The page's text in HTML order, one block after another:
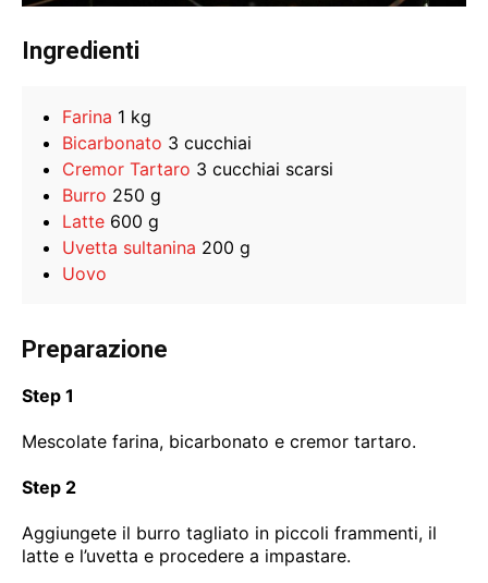
Ingredienti
Farina 1 kg
Bicarbonato 3 cucchiai
Cremor Tartaro 3 cucchiai scarsi
Burro 250 g
Latte 600 g
Uvetta sultanina 200 g
Uovo
Preparazione
Step 1
Mescolate farina, bicarbonato e cremor tartaro.
Step 2
Aggiungete il burro tagliato in piccoli frammenti, il
latte e l’uvetta e procedere a impastare.